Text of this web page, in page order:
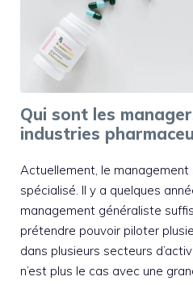
Qui sont les
industries
Actuellement, le management
spécialisé. Il y a quelques
management généraliste
prétendre pouvoir piloter
dans plusieurs secteurs
n’est plus le cas avec une